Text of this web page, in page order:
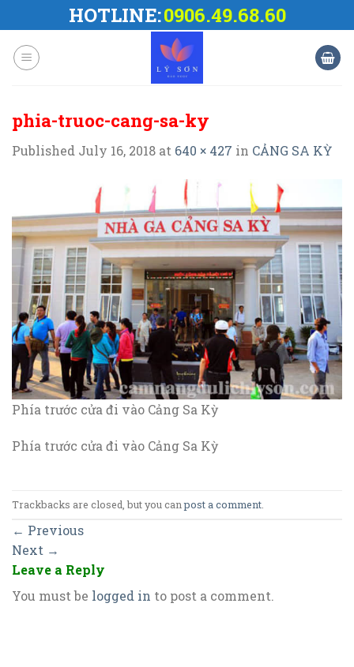
to
content
HOTLINE:0906.49.68.60
phia-truoc-cang-sa-ky
Published July 16, 2018 at 640 × 427 in CẢNG SA KỲ
Phía trước cửa đi vào Cảng Sa Kỳ
Phía trước cửa đi vào Cảng Sa Kỳ
Trackbacks are closed, but you canpost a comment
← Previous
Next →
Leave a Reply
You must be logged in to post a comment.